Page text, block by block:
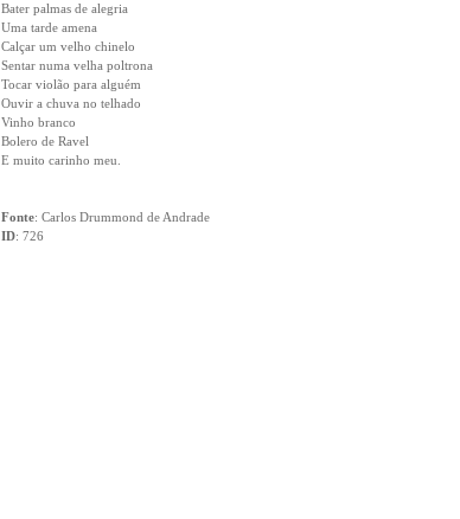
Bater palmas de alegria
Uma tarde amena
Calçar um velho chinelo
Sentar numa velha poltrona
Tocar violão para alguém
Ouvir a chuva no telhado
Vinho branco
Bolero de Ravel
E muito carinho meu.
Fonte: Carlos Drummond de Andrade
ID: 726